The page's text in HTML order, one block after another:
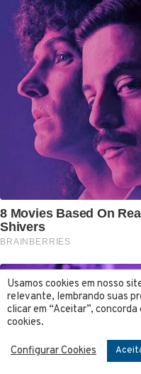
Usamos cookies em nosso
relevante, lembrando suas
clicar em “Aceitar”, concorda
cookies.
Configurar Cookies